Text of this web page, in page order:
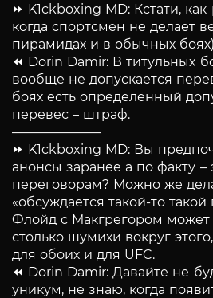
⏩ K1ckboxing MD: Кстати,
когда спортсмен не делает
пирамидах и в обычных
⏪ Dorin Damir: В титульных
вообще не допускается
боях есть определённый
перевес – штраф.
———————
⏩ K1ckboxing MD: Вы
анонсы заранее а по факту
переговорам? Можно же
«обсуждается такой-то такой
Флойд с Макгрегором может
столько шумихи вокруг
для обоих и для UFC.
⏪ Dorin Damir: Давайте не
уникум, не знаю, когда